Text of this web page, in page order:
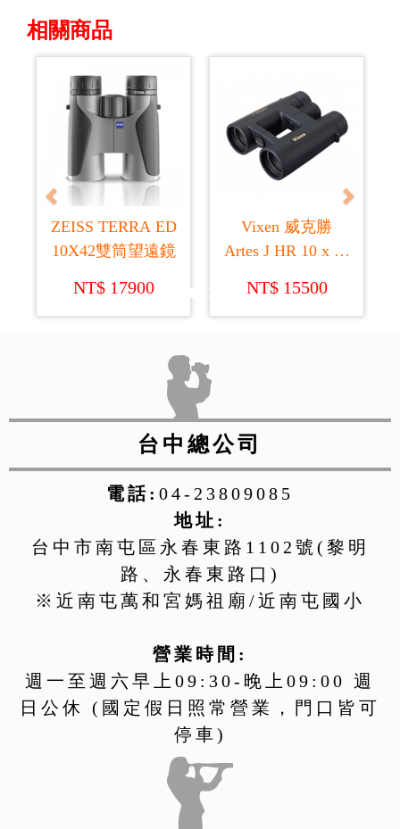
相關商品
ZEISS TERRA ED
10X42雙筒望遠鏡
NT$ 17900
Vixen 威克勝
Artes J HR 10 x 42
筒望遠鏡 (日本製
NT$ 15500
Previous Next
台中總公司
電話: 04-23809085
地址:
台中市南屯區永春東路1102號(黎明
路、永春東路口)
※近南屯萬和宮媽祖廟/近南屯國小
營業時間:
週一至週六早上09:30-晚上09:00 週
日公休 (國定假日照常營業，門口皆可
停車)